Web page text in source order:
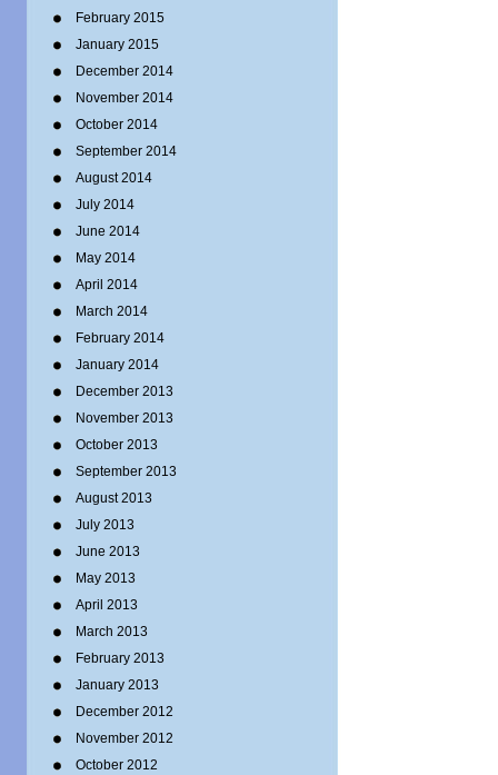
February 2015
January 2015
December 2014
November 2014
October 2014
September 2014
August 2014
July 2014
June 2014
May 2014
April 2014
March 2014
February 2014
January 2014
December 2013
November 2013
October 2013
September 2013
August 2013
July 2013
June 2013
May 2013
April 2013
March 2013
February 2013
January 2013
December 2012
November 2012
October 2012